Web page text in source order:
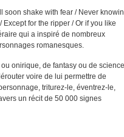
soon shake with fear / Never
Except for the ripper / Or if you like
qui a inspiré de nombreux
romanesques.
onirique, de fantasy ou de
voire de lui permettre de
triturez-le, éventrez-le,
un récit de 50 000 signes